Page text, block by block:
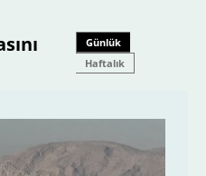
Günlük
Haftalık